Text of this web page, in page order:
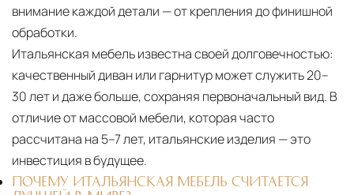
внимание каждой детали — от крепления до финишной
обработки.
Итальянская мебель известна своей долговечностью:
качественный диван или гарнитур может служить 20–
30 лет и даже больше, сохраняя первоначальный вид. В
отличие от массовой мебели, которая часто
рассчитана на 5–7 лет, итальянские изделия — это
инвестиция в будущее.
ПОЧЕМУ ИТАЛЬЯНСКАЯ МЕБЕЛЬ СЧИТАЕТСЯ